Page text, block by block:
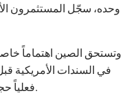
وتستحق الصين اهتماماً
في السندات الأمريكية
فعلياً حجم محفظتها إلى ما يقرب من النصف.